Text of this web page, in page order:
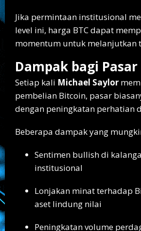
Jika permintaan institusional
level ini, harga BTC dapat
momentum untuk melanjutkan
Dampak bagi
Setiap kali Michael Saylor
pembelian Bitcoin, pasar
dengan peningkatan perhatian
Beberapa dampak yang
Sentimen bullish di
institusional
Lonjakan minat terhadap
aset lindung nilai
Peningkatan volume